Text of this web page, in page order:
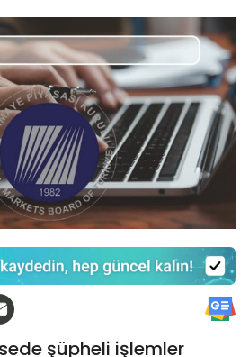
şüpheli işlemler